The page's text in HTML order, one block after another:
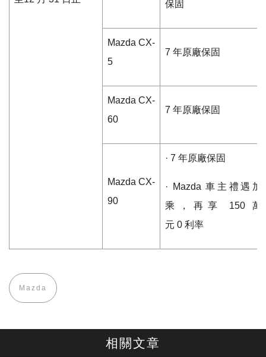
保固
Mazda CX-
5
7 年原廠保固
Mazda CX-
60
7 年原廠保固
Mazda CX-
90
· 7 年原廠保固
· Mazda車主禮遇加
乘，再享
150 萬
元 0 利率
Mazda
相關文章